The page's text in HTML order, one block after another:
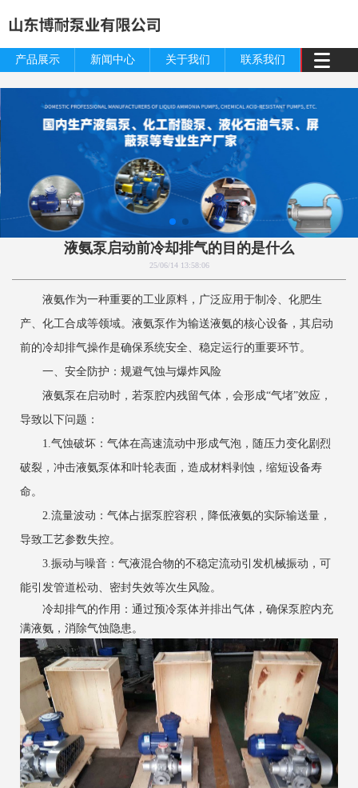
产品展示 新闻中心 关于我们 联系我们
液氨泵启动前冷却排气的目的是什么
25/06/14 13:58:06
液氨作为一种重要的工业原料，广泛应用于制冷、化肥生
产、化工合成等领域。液氨泵作为输送液氨的核心设备，其启动
前的冷却排气操作是确保系统安全、稳定运行的重要环节。
一、安全防护：规避气蚀与爆炸风险
液氨泵在启动时，若泵腔内残留气体，会形成“气堵”效应，
导致以下问题：
1.气蚀破坏：气体在高速流动中形成气泡，随压力变化剧烈
破裂，冲击液氨泵体和叶轮表面，造成材料剥蚀，缩短设备寿
命。
2.流量波动：气体占据泵腔容积，降低液氨的实际输送量，
导致工艺参数失控。
3.振动与噪音：气液混合物的不稳定流动引发机械振动，可
能引发管道松动、密封失效等次生风险。
冷却排气的作用：通过预冷泵体并排出气体，确保泵腔内充
满液氨，消除气蚀隐患。